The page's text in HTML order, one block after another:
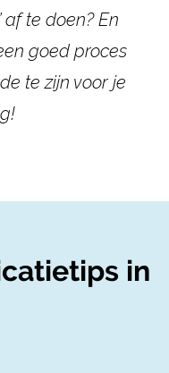
af te doen? En
goed proces
te zijn voor je
in